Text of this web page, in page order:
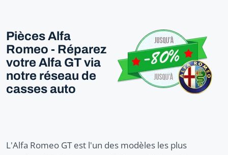
Pièces Alfa
Romeo - Réparez
votre Alfa GT via
notre réseau de
casses auto
L'Alfa Romeo GT est l'un des modèles les plus